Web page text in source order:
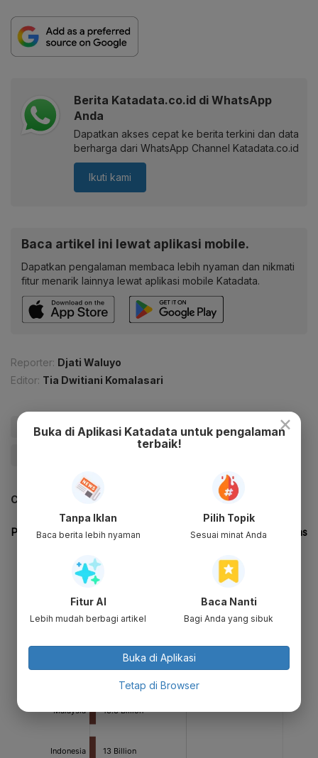
Berita Katadata.co.id di WhatsApp
Anda
Dapatkan akses cepat ke berita terkini dan data
berharga dari WhatsApp Channel Katadata.co.id
Ikuti kami
Baca artikel ini lewat aplikasi mobile.
Dapatkan pengalaman membaca lebih nyaman dan nikmati
fitur menarik lainnya lewat aplikasi mobile Katadata.
Reporter: Djati Waluyo
Editor: Tia Dwitiani Komalasari
#CCS #PLTU #Luhut #Penangkapan Karbon
CEK JUGA DATA INI
×
Buka di Aplikasi Katadata untuk pengalaman
terbaik!
Tanpa Iklan
Baca berita lebih nyaman
Pilih Topik
Sesuai minat Anda
Fitur AI
Lebih mudah berbagi artikel
Baca Nanti
Bagi Anda yang sibuk
Buka di Aplikasi
Tetap di Browser